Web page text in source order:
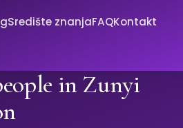
Središte znanjaFAQKontakt
in Zunyi